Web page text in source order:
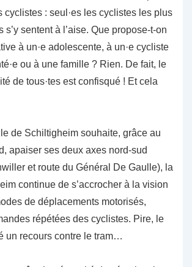
cyclistes : seul·es les cyclistes les plus
s’y sentent à l’aise. Que propose-t-on
à un·e adolescente, à un·e cycliste
ou à une famille ? Rien. De fait, le
de tous·tes est confisqué ! Et cela
de Schiltigheim souhaite, grâce au
apaiser ses deux axes nord-sud
et route du Général De Gaulle), la
continue de s’accrocher à la vision
de déplacements motorisés,
répétées des cyclistes. Pire, le
un recours contre le tram…